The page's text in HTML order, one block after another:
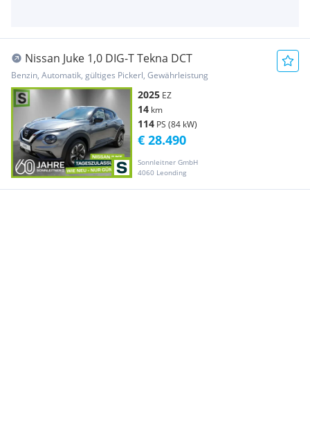
Nissan Juke 1,0 DIG-T Tekna DCT
Benzin, Automatik, gültiges Pickerl, Gewährleistung
2025 EZ
14 km
114 PS (84 kW)
Sonnleitner GmbH
4060 Leonding
€ 28.490